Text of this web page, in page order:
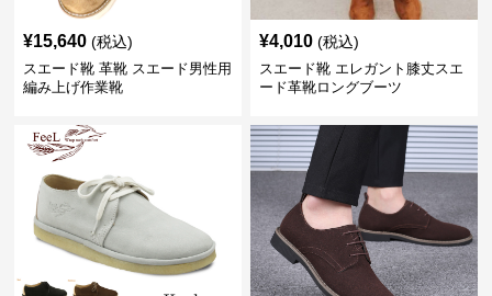
¥15,640 (税込)
スエード靴 革靴 スエード男性用
編み上げ作業靴
¥4,010 (税込)
スエード靴 エレガント膝丈スエ
ード革靴ロングブーツ